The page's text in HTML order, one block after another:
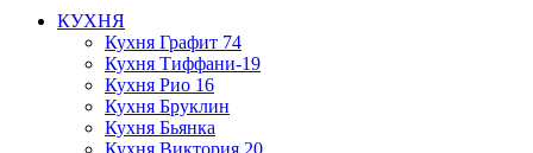
КУХНЯ
Кухня Графит 74
Кухня Тиффани-19
Кухня Рио 16
Кухня Бруклин
Кухня Бьянка
Кухня Виктория 20